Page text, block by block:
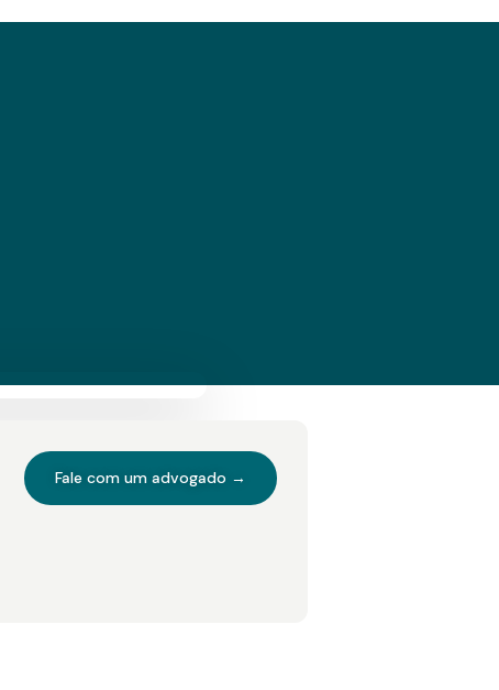
Fale com um advogado →